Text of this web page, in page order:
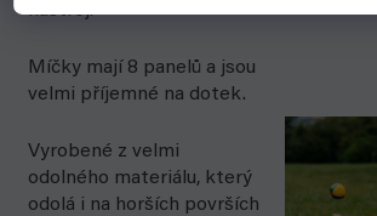
nástroj.
Míčky mají 8 panelů a jsou
velmi příjemné na dotek.
Vyrobené z velmi
odolného materiálu, který
odolá i na horších površích